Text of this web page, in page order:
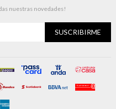
nuestras novedades!
SUSCRIBIRME